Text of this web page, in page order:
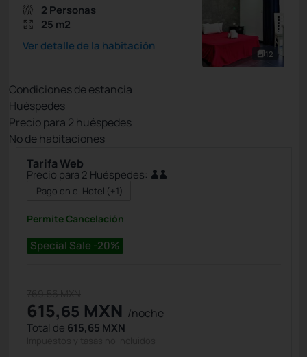
12
2 Personas
25 m2
Ver detalle de la habitación
Condiciones de estancia
Huéspedes
Precio para 2 huéspedes
Nº de habitaciones
Tarifa Web
Precio para 2 Huéspedes:
Pago en el Hotel (+1)
Special Sale -20%
Permite Cancelación
615,65 MXN /noche
Total de 615,65 MXN